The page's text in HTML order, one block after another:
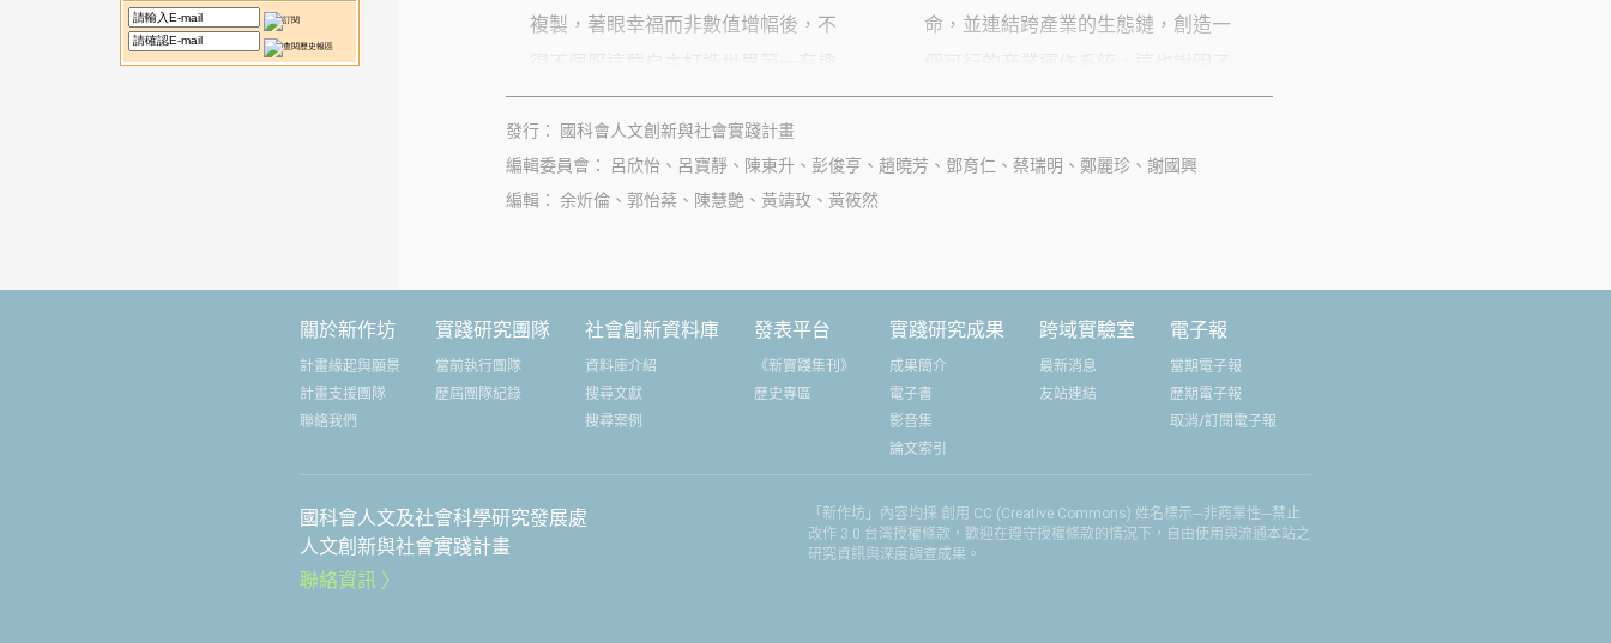
複製，著眼幸福而非數值增幅後，不
城鎮的實踐家，將「Build Back
Better」詮釋得淋漓盡致。他們從社區
／社群面向切入，不僅做到「更耐災
命，並連結跨產業的生態鏈，創造一
木材產業不僅是一個獨立的產業，通
代設計理念相結合，再將不同的產業
發行
國科會人文創新與社會實踐計畫
編輯委員會
呂欣怡、呂寶靜、陳東升、彭俊亨、趙曉芳、鄧育仁、蔡瑞明、鄭麗珍、謝國興
編輯
余炘倫、郭怡棻、陳慧艶、黃靖玫、黃筱然
關於新作坊
計畫緣起與願景
計畫支援團隊
聯絡我們
實踐研究團隊
當前執行團隊
歷屆團隊紀錄
社會創新資料庫
資料庫介紹
搜尋文獻
搜尋案例
發表平台
《新實踐集刊》
歷史專區
實踐研究成果
成果簡介
電子書
影音集
論文索引
跨域實驗室
最新消息
友站連結
電子報
當期電子報
歷期電子報
取消/訂閱電子報
國科會人文及社會科學研究發展處
人文創新與社會實踐計畫
聯絡資訊
「新作坊」內容均採 創用 CC (Creative Commons) 姓名標示─非商業性─禁止
改作 3.0 台灣授權條款，歡迎在遵守授權條款的情況下，自由使用與流通本站之
研究資訊與深度調查成果。